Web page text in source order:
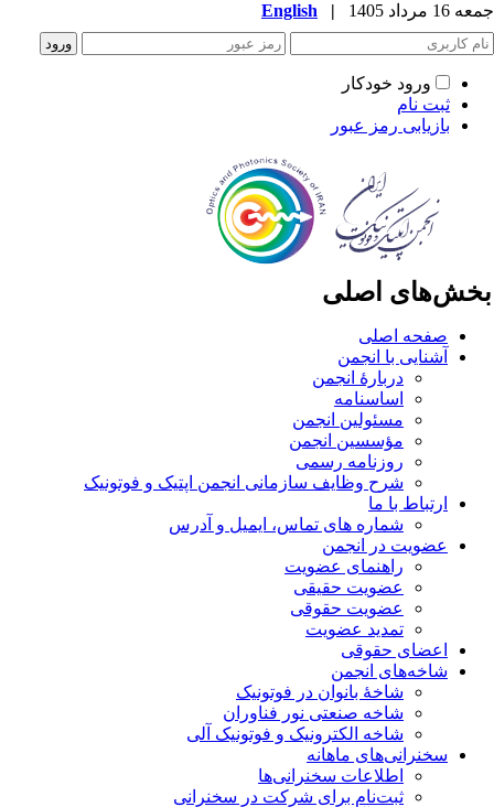
مرداد 1405 |
English
ورود خودکار
ثبت نام
بازیابی رمز عبور
اصلی
صفحه اصلی
آشنایی با انجمن
دربارۀ انجمن
اساسنامه
مسئولین انجمن
مؤسسین انجمن
روزنامه رسمی
شرح وظایف سازمانی انجمن اپتیک و فوتونیک
ارتباط با ما
شماره های تماس، ایمیل و آدرس
عضویت در انجمن
راهنمای عضویت
عضویت حقیقی
عضویت حقوقی
تمدید عضویت
اعضای حقوقی
شاخه‌های انجمن
شاخۀ بانوان در فوتونیک
شاخه صنعتی نور فناوران
شاخه‌ الکترونیک و فوتونیک آلی
سخنرانی‌های ماهانه
اطلاعات سخنرانی‌‌ها
ثبت‌نام برای شرکت در سخنرانی